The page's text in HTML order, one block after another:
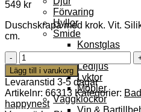
Förvaring
Hyllor
Smide
Konstglas
Klockor
Ledljus
Lyktor
Möbler
Väggklockor
Vin &
549 kr
Duschskrapa med krok. Vit.
cm.
VIPO
Duschskrapa
med
krok
Vit
Lägg till i varukorg
Levaranstid 3-5 dagar
Artikelnr: 66313 Kategorier:
happynest